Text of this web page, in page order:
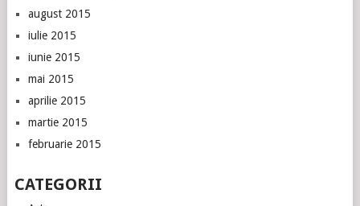
august 2015
iulie 2015
iunie 2015
mai 2015
aprilie 2015
martie 2015
februarie 2015
CATEGORII